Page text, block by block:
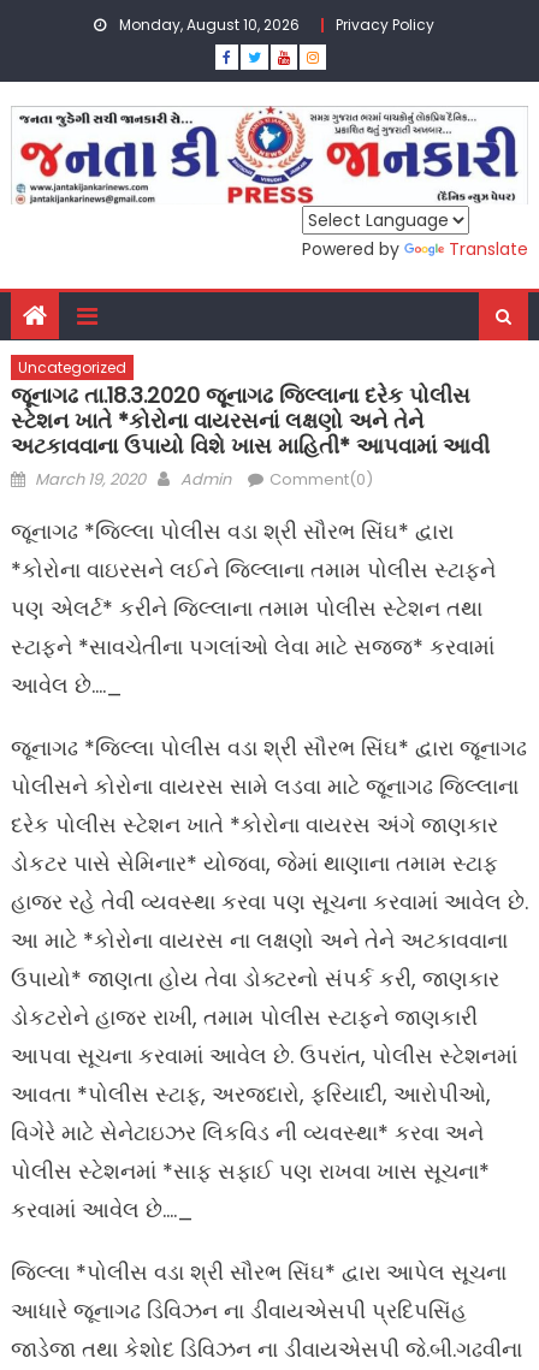
Monday, August 10, 2026 Privacy Policy
Powered by Translate
Uncategorized
જૂનાગઢ તા.18.3.2020 જૂનાગઢ જિલ્લાના દરેક પોલીસ
સ્ટેશન ખાતે *કોરોના વાયરસનાં લક્ષણો અને તેને
અટકાવવાના ઉપાયો વિશે ખાસ માહિતી* આપવામાં આવી
Posted
March 19, 2020 Author
Admin Comment(0)
જૂનાગઢ *જિલ્લા પોલીસ વડા શ્રી સૌરભ સિંઘ* દ્વારા
*કોરોના વાઇરસને લઈને જિલ્લાના તમામ પોલીસ સ્ટાફને
પણ એલર્ટ* કરીને જિલ્લાના તમામ પોલીસ સ્ટેશન તથા
સ્ટાફને *સાવચેતીના પગલાંઓ લેવા માટે સજ્જ* કરવામાં
આવેલ છે…._
જૂનાગઢ *જિલ્લા પોલીસ વડા શ્રી સૌરભ સિંઘ* દ્વારા જૂનાગઢ
પોલીસને કોરોના વાયરસ સામે લડવા માટે જૂનાગઢ જિલ્લાના
દરેક પોલીસ સ્ટેશન ખાતે *કોરોના વાયરસ અંગે જાણકાર
ડોકટર પાસે સેમિનાર* યોજવા, જેમાં થાણાના તમામ સ્ટાફ
હાજર રહે તેવી વ્યવસ્થા કરવા પણ સૂચના કરવામાં આવેલ છે.
આ માટે *કોરોના વાયરસ ના લક્ષણો અને તેને અટકાવવાના
ઉપાયો* જાણતા હોય તેવા ડોક્ટરનો સંપર્ક કરી, જાણકાર
ડોકટરોને હાજર રાખી, તમામ પોલીસ સ્ટાફને જાણકારી
આપવા સૂચના કરવામાં આવેલ છે. ઉપરાંત, પોલીસ સ્ટેશનમાં
આવતા *પોલીસ સ્ટાફ, અરજદારો, ફરિયાદી, આરોપીઓ,
વિગેરે માટે સેનેટાઇઝર લિકવિડ ની વ્યવસ્થા* કરવા અને
પોલીસ સ્ટેશનમાં *સાફ સફાઈ પણ રાખવા ખાસ સૂચના*
કરવામાં આવેલ છે…._
જિલ્લા *પોલીસ વડા શ્રી સૌરભ સિંઘ* દ્વારા આપેલ સૂચના
આધારે જૂનાગઢ ડિવિઝન ના ડીવાયએસપી પ્રદિપસિંહ
જાડેજા તથા કેશોદ ડિવિઝન ના ડીવાયએસપી જે.બી.ગઢવીના